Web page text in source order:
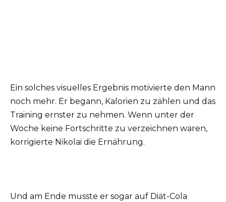
Ein solches visuelles Ergebnis motivierte den Mann
noch mehr. Er begann, Kalorien zu zählen und das
Training ernster zu nehmen. Wenn unter der
Woche keine Fortschritte zu verzeichnen waren,
korrigierte Nikolai die Ernährung.
Und am Ende musste er sogar auf Diät-Cola